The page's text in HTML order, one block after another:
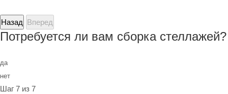
Назад Вперед
Потребуется ли вам сборка стеллажей?
да
нет
Шаг 7 из 7